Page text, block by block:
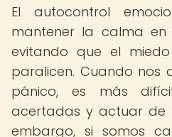
El autocontrol
mantener la calma en
evitando que el
paralicen. Cuando nos
pánico, es más
acertadas y actuar de
embargo, si somos